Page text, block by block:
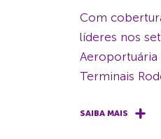
Com
líderes nos
Aeroportuária
Terminais
SAIBA MAIS